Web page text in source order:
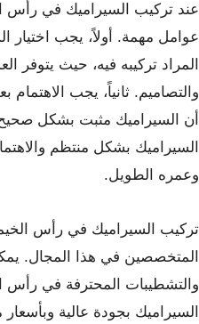
عند تركيب السيراميك في رأس
عوامل مهمة. أولاً، يجب اختيار
المراد تركيبه فيه، حيث يتوفر
والتصاميم. ثانياً، يجب الاهتمام
أن السيراميك مثبت بشكل
السيراميك بشكل منتظم
وعمره الطويل.
تركيب السيراميك في رأس
المتخصصين في هذا المجال.
والتشطيبات المحترفة في رأس
السيراميك بجودة عالية